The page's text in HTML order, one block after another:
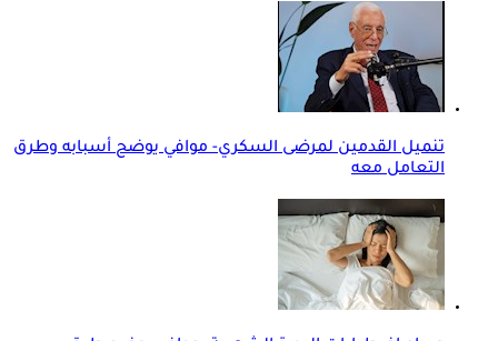
تنميل القدمين لمرضى السكري- موافي يوضح أسبابه وطرق
التعامل معه